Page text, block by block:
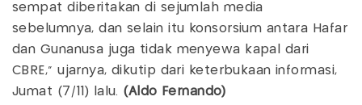
sempat diberitakan di sejumlah media
sebelumnya, dan selain itu konsorsium antara Hafar
dan Gunanusa juga tidak menyewa kapal dari
CBRE,” ujarnya, dikutip dari keterbukaan informasi,
Jumat (7/11) lalu. (Aldo Fernando)